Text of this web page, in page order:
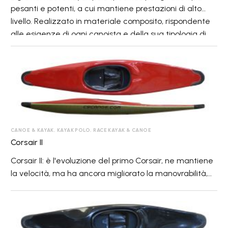
pesanti e potenti, a cui mantiene prestazioni di alto
livello. Realizzato in materiale composito, rispondente
alle esigenze di ogni canoista e della sua tipologia di
gioco. Volume controllato anteriormente per bloccare
più facilmente ogni intrusione, coda agile, ma con
ancora maggiore portanza, per sostenere ogni più
forte accelerazione.
Corsair
II
CANOE & KAYAK KAYAK POLO RACE KAYAK & CANOE
Corsair II
Corsair II: è l'evoluzione del primo Corsair, ne mantiene
la velocità, ma ha ancora migliorato la manovrabilità,
per la massima rapidità nelle azioni difensive.
Corsair
III